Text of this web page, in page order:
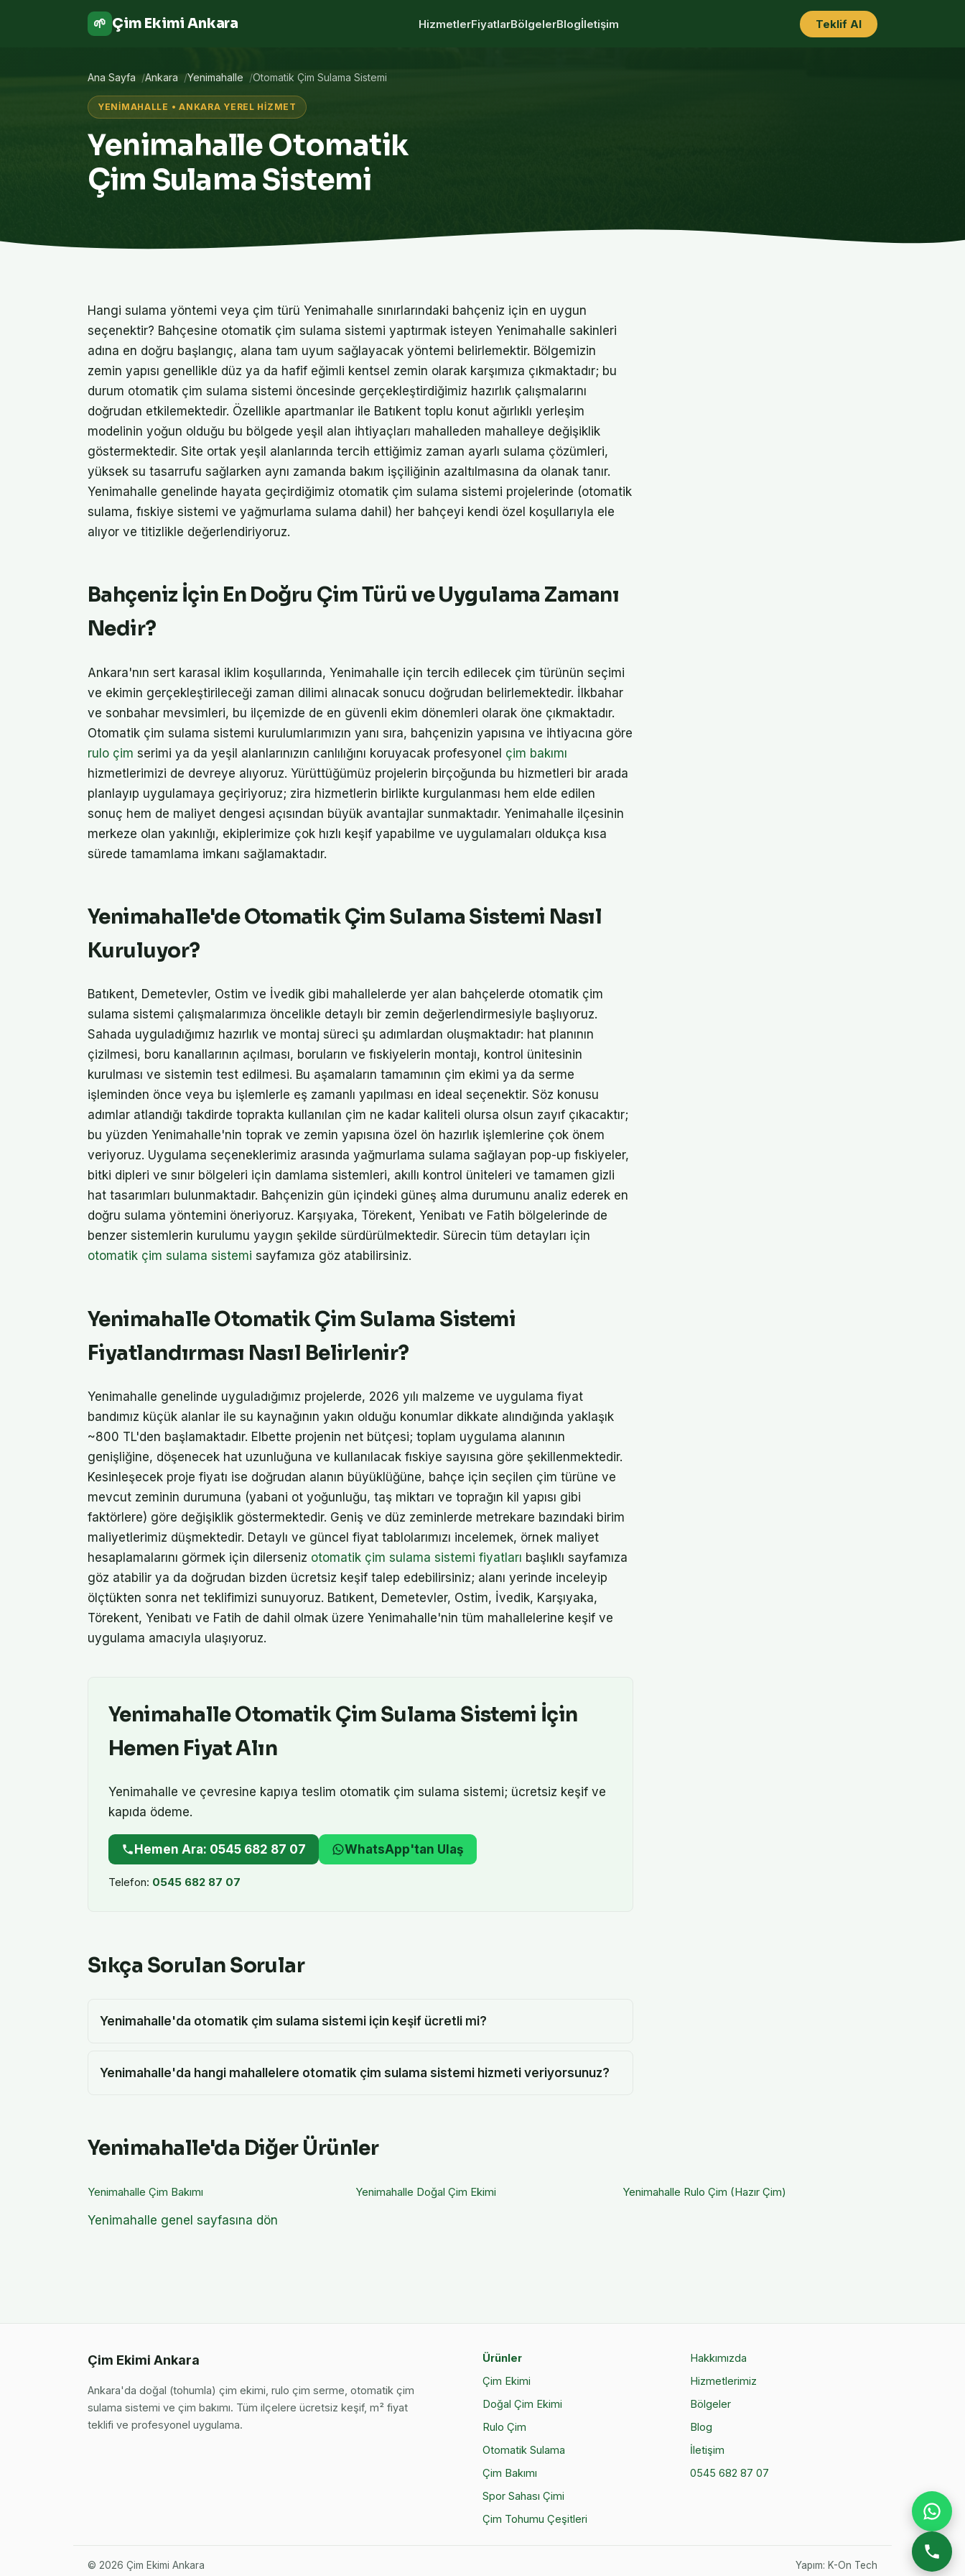
🌱 Çim Ekimi Ankara HizmetlerFiyatlarBölgelerBlogİletişim Teklif Al
Ana Sayfa Ankara Yenimahalle Otomatik Çim Sulama Sistemi
YENIMAHALLE • ANKARA YEREL HIZMET
Yenimahalle Otomatik
Çim Sulama Sistemi
Hangi sulama yöntemi veya çim türü Yenimahalle sınırlarındaki bahçeniz için en uygun
seçenektir? Bahçesine otomatik çim sulama sistemi yaptırmak isteyen Yenimahalle sakinleri
adına en doğru başlangıç, alana tam uyum sağlayacak yöntemi belirlemektir. Bölgemizin
zemin yapısı genellikle düz ya da hafif eğimli kentsel zemin olarak karşımıza çıkmaktadır; bu
durum otomatik çim sulama sistemi öncesinde gerçekleştirdiğimiz hazırlık çalışmalarını
doğrudan etkilemektedir. Özellikle apartmanlar ile Batıkent toplu konut ağırlıklı yerleşim
modelinin yoğun olduğu bu bölgede yeşil alan ihtiyaçları mahalleden mahalleye değişiklik
göstermektedir. Site ortak yeşil alanlarında tercih ettiğimiz zaman ayarlı sulama çözümleri,
yüksek su tasarrufu sağlarken aynı zamanda bakım işçiliğinin azaltılmasına da olanak tanır.
Yenimahalle genelinde hayata geçirdiğimiz otomatik çim sulama sistemi projelerinde (otomatik
sulama, fıskiye sistemi ve yağmurlama sulama dahil) her bahçeyi kendi özel koşullarıyla ele
alıyor ve titizlikle değerlendiriyoruz.
Bahçeniz İçin En Doğru Çim Türü ve Uygulama Zamanı
Nedir?
Ankara'nın sert karasal iklim koşullarında, Yenimahalle için tercih edilecek çim türünün seçimi
ve ekimin gerçekleştirileceği zaman dilimi alınacak sonucu doğrudan belirlemektedir. İlkbahar
ve sonbahar mevsimleri, bu ilçemizde de en güvenli ekim dönemleri olarak öne çıkmaktadır.
Otomatik çim sulama sistemi kurulumlarımızın yanı sıra, bahçenizin yapısına ve ihtiyacına göre
rulo çim serimi ya da yeşil alanlarınızın canlılığını koruyacak profesyonel çim bakımı
hizmetlerimizi de devreye alıyoruz. Yürüttüğümüz projelerin birçoğunda bu hizmetleri bir arada
planlayıp uygulamaya geçiriyoruz; zira hizmetlerin birlikte kurgulanması hem elde edilen
sonuç hem de maliyet dengesi açısından büyük avantajlar sunmaktadır. Yenimahalle ilçesinin
merkeze olan yakınlığı, ekiplerimize çok hızlı keşif yapabilme ve uygulamaları oldukça kısa
sürede tamamlama imkanı sağlamaktadır.
Yenimahalle'de Otomatik Çim Sulama Sistemi Nasıl
Kuruluyor?
Batıkent, Demetevler, Ostim ve İvedik gibi mahallelerde yer alan bahçelerde otomatik çim
sulama sistemi çalışmalarımıza öncelikle detaylı bir zemin değerlendirmesiyle başlıyoruz.
Sahada uyguladığımız hazırlık ve montaj süreci şu adımlardan oluşmaktadır: hat planının
çizilmesi, boru kanallarının açılması, boruların ve fıskiyelerin montajı, kontrol ünitesinin
kurulması ve sistemin test edilmesi. Bu aşamaların tamamının çim ekimi ya da serme
işleminden önce veya bu işlemlerle eş zamanlı yapılması en ideal seçenektir. Söz konusu
adımlar atlandığı takdirde toprakta kullanılan çim ne kadar kaliteli olursa olsun zayıf çıkacaktır;
bu yüzden Yenimahalle'nin toprak ve zemin yapısına özel ön hazırlık işlemlerine çok önem
veriyoruz. Uygulama seçeneklerimiz arasında yağmurlama sulama sağlayan pop-up fıskiyeler,
bitki dipleri ve sınır bölgeleri için damlama sistemleri, akıllı kontrol üniteleri ve tamamen gizli
hat tasarımları bulunmaktadır. Bahçenizin gün içindeki güneş alma durumunu analiz ederek en
doğru sulama yöntemini öneriyoruz. Karşıyaka, Törekent, Yenibatı ve Fatih bölgelerinde de
benzer sistemlerin kurulumu yaygın şekilde sürdürülmektedir. Sürecin tüm detayları için
otomatik çim sulama sistemi sayfamıza göz atabilirsiniz.
Yenimahalle Otomatik Çim Sulama Sistemi
Fiyatlandırması Nasıl Belirlenir?
Yenimahalle genelinde uyguladığımız projelerde, 2026 yılı malzeme ve uygulama fiyat
bandımız küçük alanlar ile su kaynağının yakın olduğu konumlar dikkate alındığında yaklaşık
~800 TL'den başlamaktadır. Elbette projenin net bütçesi; toplam uygulama alanının
genişliğine, döşenecek hat uzunluğuna ve kullanılacak fıskiye sayısına göre şekillenmektedir.
Kesinleşecek proje fiyatı ise doğrudan alanın büyüklüğüne, bahçe için seçilen çim türüne ve
mevcut zeminin durumuna (yabani ot yoğunluğu, taş miktarı ve toprağın kil yapısı gibi
faktörlere) göre değişiklik göstermektedir. Geniş ve düz zeminlerde metrekare bazındaki birim
maliyetlerimiz düşmektedir. Detaylı ve güncel fiyat tablolarımızı incelemek, örnek maliyet
hesaplamalarını görmek için dilerseniz otomatik çim sulama sistemi fiyatları başlıklı sayfamıza
göz atabilir ya da doğrudan bizden ücretsiz keşif talep edebilirsiniz; alanı yerinde inceleyip
ölçtükten sonra net teklifimizi sunuyoruz. Batıkent, Demetevler, Ostim, İvedik, Karşıyaka,
Törekent, Yenibatı ve Fatih de dahil olmak üzere Yenimahalle'nin tüm mahallelerine keşif ve
uygulama amacıyla ulaşıyoruz.
YenimahalleOtomatik Çim Sulama Sistemi İçin
Hemen Fiyat Alın
Yenimahalle ve çevresine kapıya teslim otomatik çim sulama sistemi; ücretsiz keşif ve
kapıda ödeme.
Hemen Ara: 0545 682 87 07 WhatsApp'tan Ulaş
Telefon: 0545 682 87 07
Sıkça Sorulan Sorular
Yenimahalle'da otomatik çim sulama sistemi için keşif ücretli mi?
Yenimahalle'da hangi mahallelere otomatik çim sulama sistemi hizmeti veriyorsunuz?
Yenimahalle'da Diğer Ürünler
Yenimahalle Çim Bakımı Yenimahalle Doğal Çim Ekimi Yenimahalle Rulo Çim (Hazır Çim)
Yenimahalle genel sayfasına dön
Çim Ekimi Ankara
Ankara'da doğal (tohumla) çim ekimi, rulo çim serme, otomatik çim
sulama sistemi ve çim bakımı. Tüm ilçelere ücretsiz keşif, m² fiyat
teklifi ve profesyonel uygulama.
Ürünler
Çim Ekimi
Doğal Çim Ekimi
Rulo Çim
Otomatik Sulama
Çim Bakımı
Spor Sahası Çimi
Çim Tohumu Çeşitleri
Hakkımızda
Hizmetlerimiz
Bölgeler
Blog
İletişim
0545 682 87 07
© 2026 Çim Ekimi Ankara Yapım: K-On Tech